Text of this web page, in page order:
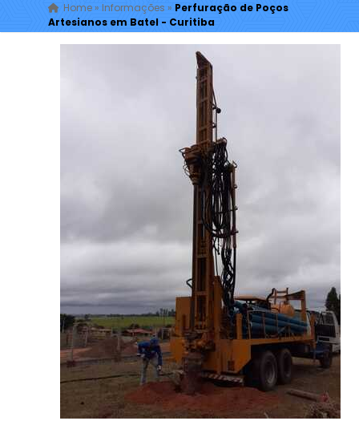
Home» Informações » Perfuração de Poços
Artesianos em Batel - Curitiba